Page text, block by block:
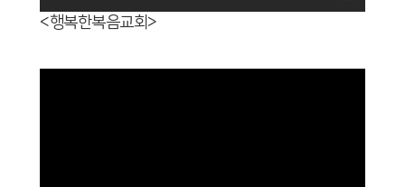
<행복한복음교회>